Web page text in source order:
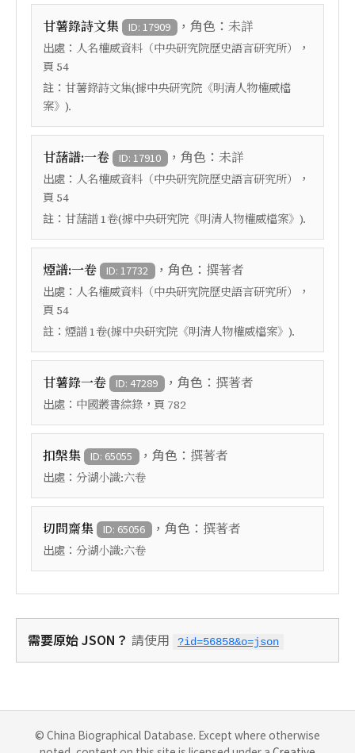
甘薯錄詩文集 ID: 17909 ，角色： 未詳
出處： 人名權威資料（中央研究院歷史語言研究所）
，
頁 54
註： 甘薯錄詩文集(據中央研究院《明清人物權威檔
案》).
甘藷譜:一卷 ID: 17910 ，角色： 未詳
出處： 人名權威資料（中央研究院歷史語言研究所）
，
頁 54
註： 甘藷譜 1卷(據中央研究院《明清人物權威檔案》).
煙譜:一卷 ID: 17732 ，角色： 撰著者
出處： 人名權威資料（中央研究院歷史語言研究所）
，
頁 54
註： 煙譜 1卷(據中央研究院《明清人物權威檔案》).
甘薯錄一卷 ID: 47289 ，角色： 撰著者
出處： 中國叢書綜錄 ，頁 782
扣槃集 ID: 65055 ，角色： 撰著者
出處： 分湖小識:六卷
切問齋集 ID: 65056 ，角色： 撰著者
出處： 分湖小識:六卷
需要原始 JSON？ 請使用 ?id=56858&o=json
© China Biographical Database. Except where otherwise